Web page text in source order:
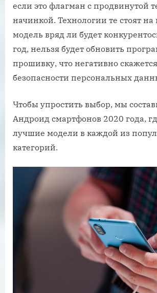
если это флагман с продвинутой
начинкой. Технологии те стоят на
модель вряд ли будет
год, нельзя будет обновить
прошивку, что негативно
безопасности персональных
Чтобы упростить выбор, мы
Андроид смартфонов 2020 года,
лучшие модели в каждой из
категорий.